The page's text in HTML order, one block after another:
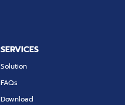
SERVICES
Solution
FAQs
Download